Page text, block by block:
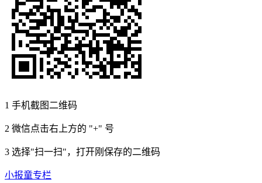
1 手机截图二维码
2 微信点击右上方的 "+" 号
3 选择"扫一扫"，打开刚保存的二维码
小报童专栏